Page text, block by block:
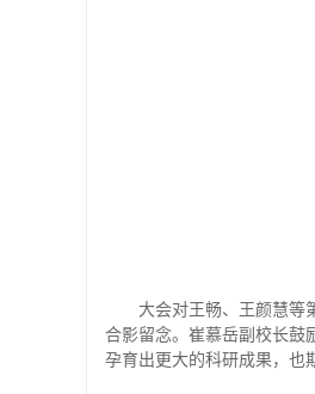
大会对王畅、王颜慧等
合影留念。崔慕岳副校长鼓
孕育出更大的科研成果，也